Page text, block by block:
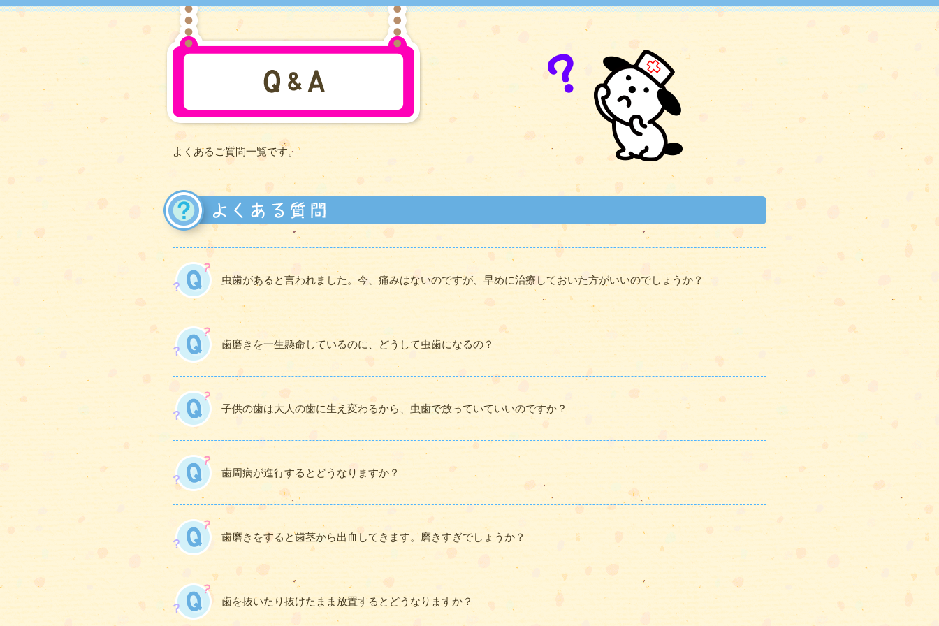
よくあるご質問一覧です。
虫歯があると言われました。今、痛みはないのですが、早めに治療しておいた方がいいのでしょうか？
歯磨きを一生懸命しているのに、どうして虫歯になるの？
子供の歯は大人の歯に生え変わるから、虫歯で放っていていいのですか？
歯周病が進行するとどうなりますか？
歯磨きをすると歯茎から出血してきます。磨きすぎでしょうか？
歯を抜いたり抜けたまま放置するとどうなりますか？